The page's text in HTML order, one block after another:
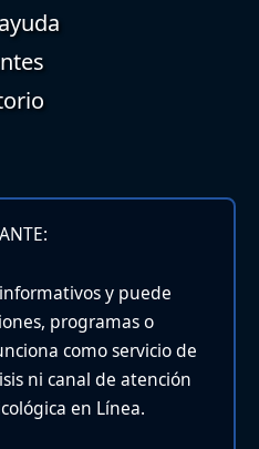
y puede
programas o
como servicio de
ni canal de atención
en Línea.